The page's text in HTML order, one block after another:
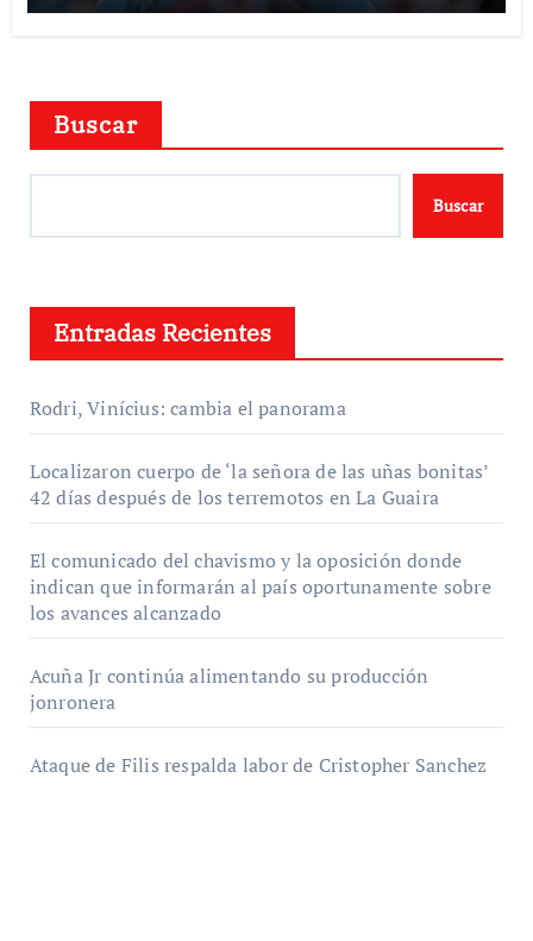
Buscar
Buscar
Entradas Recientes
Rodri, Vinícius: cambia el panorama
Localizaron cuerpo de ‘la señora de las uñas bonitas’
42 días después de los terremotos en La Guaira
El comunicado del chavismo y la oposición donde
indican que informarán al país oportunamente sobre
los avances alcanzado
Acuña Jr continúa alimentando su producción
jonronera
Ataque de Filis respalda labor de Cristopher Sanchez